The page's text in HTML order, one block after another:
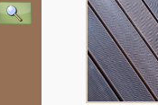
Vyhledat